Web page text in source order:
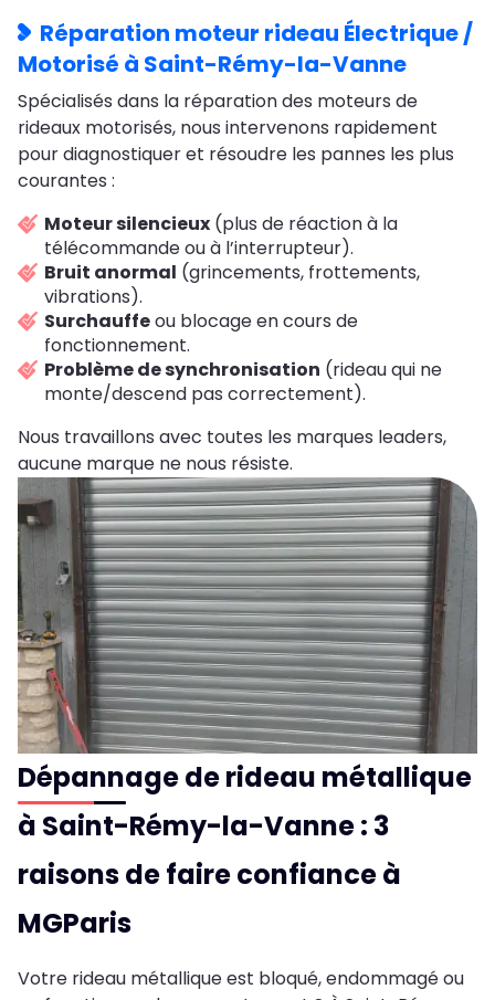
Réparation moteur rideau Électrique /
Motorisé à Saint-Rémy-la-Vanne
Spécialisés dans la réparation des moteurs de
rideaux motorisés, nous intervenons rapidement
pour diagnostiquer et résoudre les pannes les plus
courantes :
Moteur silencieux (plus de réaction à la
télécommande ou à l’interrupteur).
Bruit anormal (grincements, frottements,
vibrations).
Surchauffeou blocage en cours de
fonctionnement.
Problème de synchronisation (rideau qui ne
monte/descend pas correctement).
Nous travaillons avec toutes les marques leaders,
aucune marque ne nous résiste.
Dépannage de rideau métallique
à Saint-Rémy-la-Vanne : 3
raisons de faire confiance à
MGParis
Votre rideau métallique est bloqué, endommagé ou